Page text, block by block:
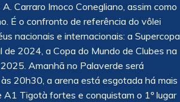
Carraro Imoco Conegliano, assim como
É o confronto de referência do vôlei
nacionais e internacionais: a Supercopa
2024, a Copa do Mundo de Clubes na
Amanhã no Palaverde será
20h30, a arena está esgotada há mais
A1 Tigotà fortes e conquistam o 1º lugar